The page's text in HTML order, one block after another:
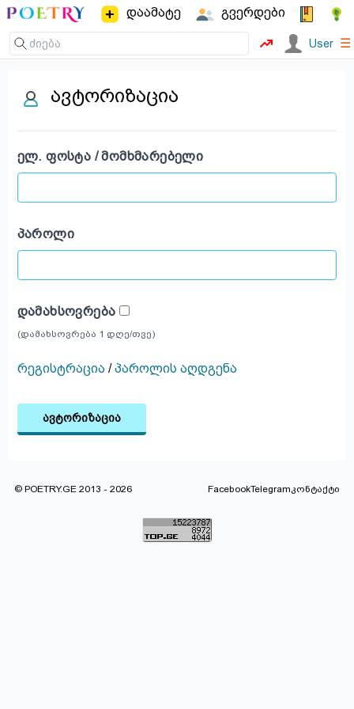
დაამატე გვერდები
User ☰
ავტორიზაცია
ᲔᲚ. ᲤᲝᲡᲢᲐ / ᲛᲝᲛᲮᲛᲐᲠᲔᲑᲔᲚᲘ
ᲞᲐᲠᲝᲚᲘ
ᲓᲐᲛᲐᲮᲡᲝᲕᲠᲔᲑᲐ
(დამახსოვრება 1 დღე/თვე)
რეგისტრაცია /პაროლის აღდგენა
ავტორიზაცია
© POETRY.GE 2013 - 2026 FacebookTelegramკონტაქტი